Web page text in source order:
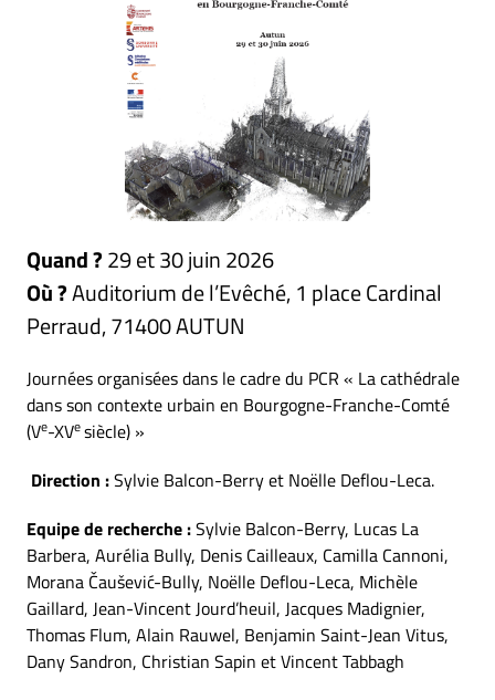
Quand ?29 et 30 juin 2026
Où ?Auditorium de l’Evêché, 1 place Cardinal
Perraud, 71400 AUTUN
Journées organisées dans le cadre du PCR « La cathédrale
dans son contexte urbain en Bourgogne-Franche-Comté
(Ve-XVesiècle) »
Direction :Sylvie Balcon-Berry et Noëlle Deflou-Leca.
Equipe de recherche :Sylvie Balcon-Berry, Lucas La
Barbera, Aurélia Bully, Denis Cailleaux, Camilla Cannoni,
Morana Čaušević-Bully, Noëlle Deflou-Leca, Michèle
Gaillard, Jean-Vincent Jourd’heuil, Jacques Madignier,
Thomas Flum, Alain Rauwel, Benjamin Saint-Jean Vitus,
Dany Sandron, Christian Sapin et Vincent Tabbagh